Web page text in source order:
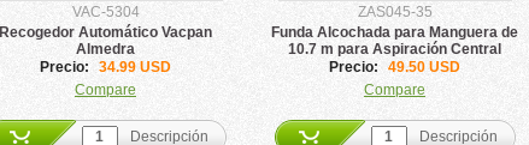
VAC-5304
Recogedor Automático Vacpan
Almedra
Precio:
34.99 USD
Compare
Descripción
ZAS045-35
Funda Alcochada para Manguera de
10.7 m para Aspiración Central
Allegro
Precio:
49.50 USD
Compare
Descripción